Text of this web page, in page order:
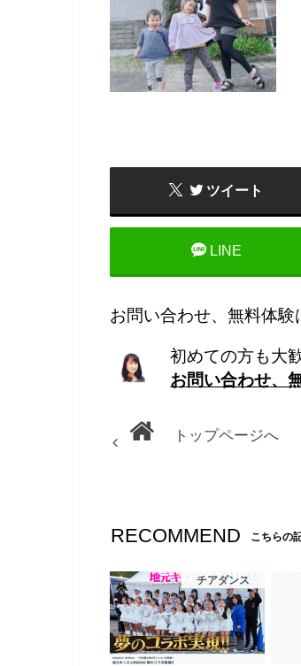
ツイート
LINE
お問い合わせ、無料体験
初めての方も大
お問い合わせ、
トップページへ
RECOMMEND こちらの
チアダンス